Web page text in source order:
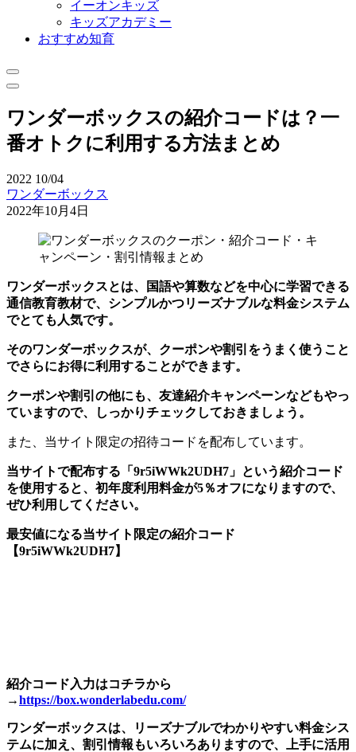
イーオンキッズ
キッズアカデミー
おすすめ知育
ワンダーボックスの紹介コードは？一
番オトクに利用する方法まとめ
2022 10/04
ワンダーボックス
2022年10月4日
ワンダーボックスとは、国語や算数などを中心に学習できる
通信教育教材で、シンプルかつリーズナブルな料金システム
でとても人気です。
そのワンダーボックスが、クーポンや割引をうまく使うこと
でさらにお得に利用することができます。
クーポンや割引の他にも、友達紹介キャンペーンなどもやっ
ていますので、しっかりチェックしておきましょう。
また、当サイト限定の招待コードを配布しています。
当サイトで配布する 「9r5iWWk2UDH7」 という紹介コード
を使用すると、 初年度利用料金が5％オフになりますので、
ぜひ利用してください。
最安値になる当サイト限定の紹介コード
【9r5iWWk2UDH7】
紹介コード入力はコチラから
→https://box.wonderlabedu.com/
ワンダーボックスは、リーズナブルでわかりやすい料金シス
テムに加え、割引情報もいろいろありますので、上手に活用